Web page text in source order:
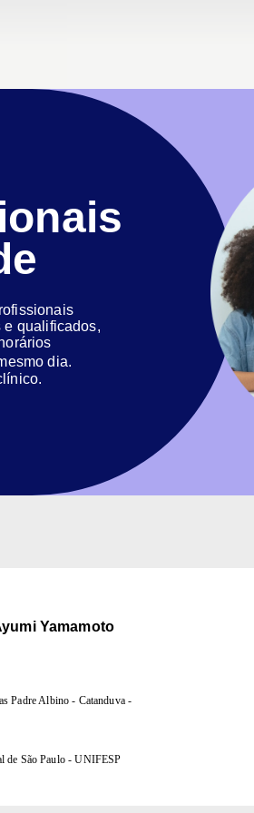
e qualificados,
dia.
Yamamoto
Padre Albino - Catanduva -
de São Paulo - UNIFESP